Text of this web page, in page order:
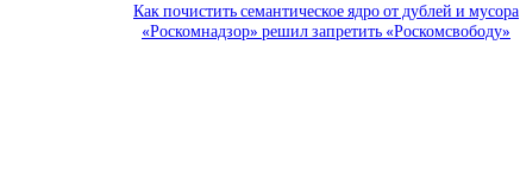
Как почистить семантическое ядро от дублей и мусора
«Роскомнадзор» решил запретить «Роскомсвободу»